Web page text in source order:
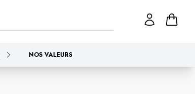
NOS VALEURS